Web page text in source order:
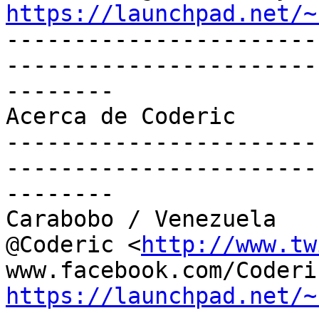
https://launchpad.net/
--------
Acerca de Coderic
--------
Carabobo / Venezuela
@Coderic <http://
https://launchpad.net/